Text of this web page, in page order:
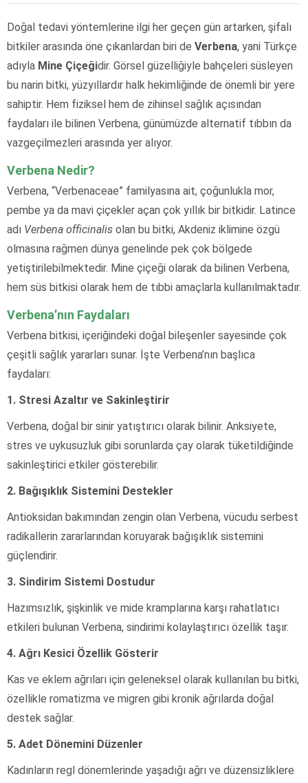
Doğal tedavi yöntemlerine ilgi her geçen gün artarken, şifalı
bitkiler arasında öne çıkanlardan biri de Verbena, yani Türkçe
adıyla Mine Çiçeğidir. Görsel güzelliğiyle bahçeleri süsleyen
bu narin bitki, yüzyıllardır halk hekimliğinde de önemli bir yere
sahiptir. Hem fiziksel hem de zihinsel sağlık açısından
faydaları ile bilinen Verbena, günümüzde alternatif tıbbın da
vazgeçilmezleri arasında yer alıyor.
Verbena Nedir?
Verbena, “Verbenaceae” familyasına ait, çoğunlukla mor,
pembe ya da mavi çiçekler açan çok yıllık bir bitkidir. Latince
adı Verbena officinalis olan bu bitki, Akdeniz iklimine özgü
olmasına rağmen dünya genelinde pek çok bölgede
yetiştirilebilmektedir. Mine çiçeği olarak da bilinen Verbena,
hem süs bitkisi olarak hem de tıbbi amaçlarla kullanılmaktadır.
Verbena’nın Faydaları
Verbena bitkisi, içeriğindeki doğal bileşenler sayesinde çok
çeşitli sağlık yararları sunar. İşte Verbena’nın başlıca
faydaları:
1. Stresi Azaltır ve Sakinleştirir
Verbena, doğal bir sinir yatıştırıcı olarak bilinir. Anksiyete,
stres ve uykusuzluk gibi sorunlarda çay olarak tüketildiğinde
sakinleştirici etkiler gösterebilir.
2. Bağışıklık Sistemini Destekler
Antioksidan bakımından zengin olan Verbena, vücudu serbest
radikallerin zararlarından koruyarak bağışıklık sistemini
güçlendirir.
3. Sindirim Sistemi Dostudur
Hazımsızlık, şişkinlik ve mide kramplarına karşı rahatlatıcı
etkileri bulunan Verbena, sindirimi kolaylaştırıcı özellik taşır.
4. Ağrı Kesici Özellik Gösterir
Kas ve eklem ağrıları için geleneksel olarak kullanılan bu bitki,
özellikle romatizma ve migren gibi kronik ağrılarda doğal
destek sağlar.
5. Adet Dönemini Düzenler
Kadınların regl dönemlerinde yaşadığı ağrı ve düzensizliklere